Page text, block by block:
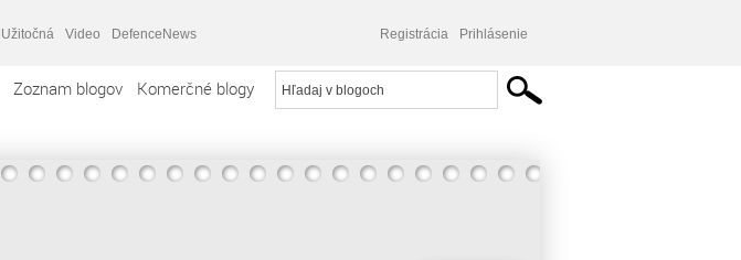
Užitočná Video DefenceNews Registrácia Prihlásenie
Zoznam blogov Komerčné blogy